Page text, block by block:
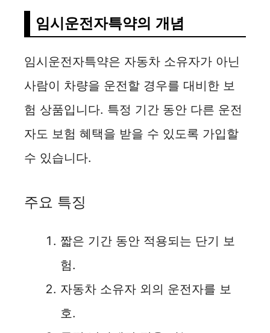
임시운전자특약의 개념
임시운전자특약은 자동차 소유자가 아닌
사람이 차량을 운전할 경우를 대비한 보
험 상품입니다. 특정 기간 동안 다른 운전
자도 보험 혜택을 받을 수 있도록 가입할
수 있습니다.
주요 특징
짧은 기간 동안 적용되는 단기 보
험.
자동차 소유자 외의 운전자를 보
호.